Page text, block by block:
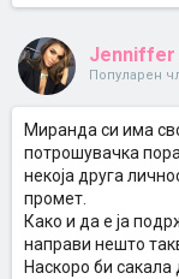
Jenniffer
Популарен
Миранда си има
потрошувачка
некоја друга
промет.
Како и да е ја
направи нешто
Наскоро би